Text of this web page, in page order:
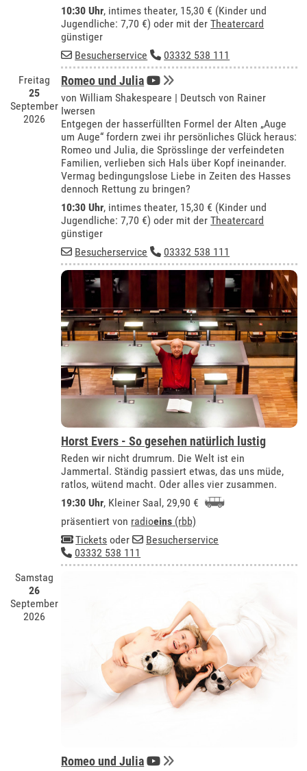
10:30 Uhr, intimes theater, 15,30 € (Kinder und
Jugendliche: 7,70 €) oder mit derTheatercard
günstiger
Besucherservice
03332 538 111
Freitag
25
September
2026
Romeo und Julia
von William Shakespeare | Deutsch von Rainer
Iwersen
Entgegen der hasserfüllten Formel der Alten „Auge
um Auge“ fordern zwei ihr persönliches Glück heraus:
Romeo und Julia, die Sprösslinge der verfeindeten
Familien, verlieben sich Hals über Kopf ineinander.
Vermag bedingungslose Liebe in Zeiten des Hasses
dennoch Rettung zu bringen?
10:30 Uhr, intimes theater, 15,30 € (Kinder und
Jugendliche: 7,70 €) oder mit derTheatercard
günstiger
Besucherservice
03332 538 111
Horst Evers - So gesehen natürlich lustig
Reden wir nicht drumrum. Die Welt ist ein
Jammertal. Ständig passiert etwas, das uns müde,
ratlos, wütend macht. Oder alles vier zusammen.
19:30 Uhr, Kleiner Saal, 29,90 €
präsentiert von radioeins (rbb)
Tickets oder
Besucherservice
03332 538 111
Samstag
26
September
2026
Romeo und Julia